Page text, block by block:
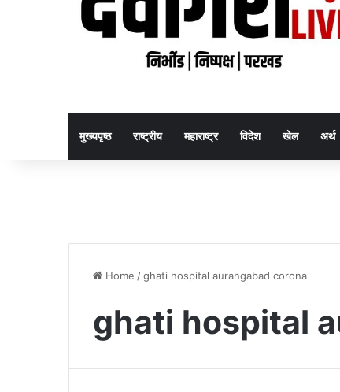
मुख्यपृष्ठ राष्ट्रीय महाराष्ट्र विदेश खेल अर्थ
Home /ghati hospital aurangabad corona
ghati hospital